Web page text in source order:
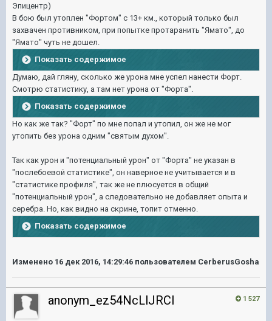
Эпицентр)
В бою был утоплен "Фортом" с 13+ км., который только был
захвачен противником, при попытке протаранить "Ямато", до
"Ямато" чуть не дошел.
Показать содержимое
Думаю, дай гляну, сколько же урона мне успел нанести Форт.
Смотрю статистику, а там нет урона от "Форта".
Показать содержимое
Но как же так? "Форт" по мне попал и утопил, он же не мог
утопить без урона одним "святым духом".
Так как урон и "потенциальный урон" от "Форта" не указан в
"послебоевой статистике", он наверное не учитывается и в
"статистике профиля", так же не плюсуется в общий
"потенциальный урон", а следовательно не добавляет опыта и
серебра. Но, как видно на скрине, топит отменно.
Показать содержимое
Изменено 16 дек 2016, 14:29:46 пользователем CerberusGosha
1 527
anonym_ez54NcLlJRCl